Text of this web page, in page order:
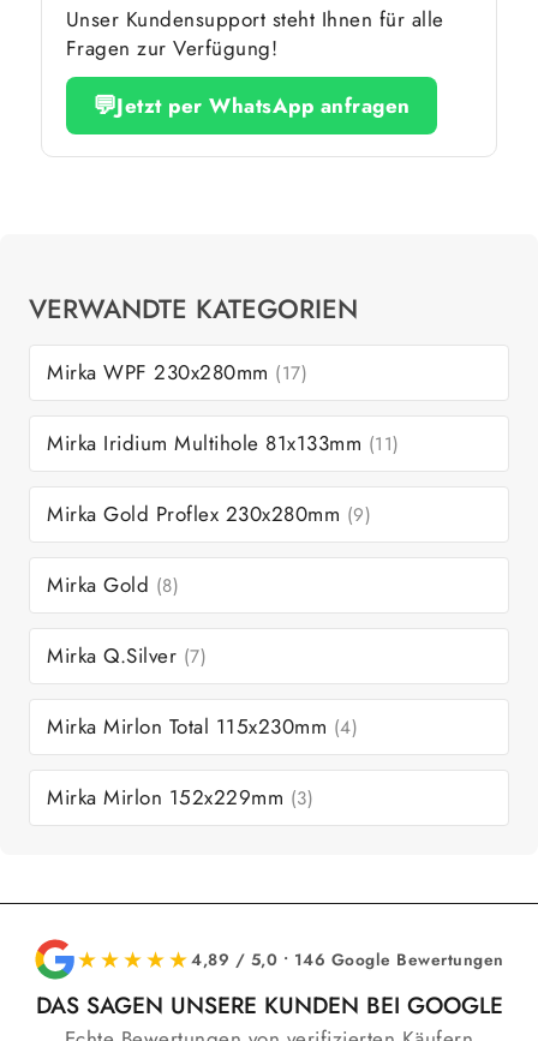
Unser Kundensupport steht Ihnen für alle
Fragen zur Verfügung!
💬Jetzt per WhatsApp anfragen
VERWANDTE KATEGORIEN
Mirka WPF 230x280mm (17)
Mirka Iridium Multihole 81x133mm (11)
Mirka Gold Proflex 230x280mm (9)
Mirka Gold (8)
Mirka Q.Silver (7)
Mirka Mirlon Total 115x230mm (4)
Mirka Mirlon 152x229mm (3)
★★★★★4,89 / 5,0 • 146 Google Bewertungen
DAS SAGEN UNSERE KUNDEN BEI GOOGLE